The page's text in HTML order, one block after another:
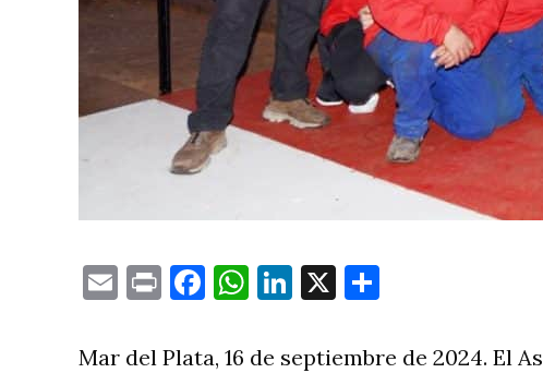
EmailPrintFacebook
WhatsApp
LinkedIn
X
Mar del Plata, 16 de septiembre de 2024. El